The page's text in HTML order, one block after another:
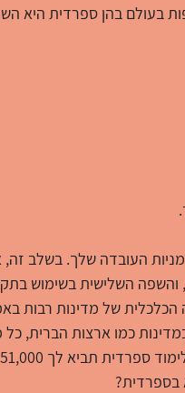
בעולם בהן ספרדית היא
העובדה שלך. בשלב זה,
השלישית בשימוש
של מדינות רבות
כמו ארצות הברית,